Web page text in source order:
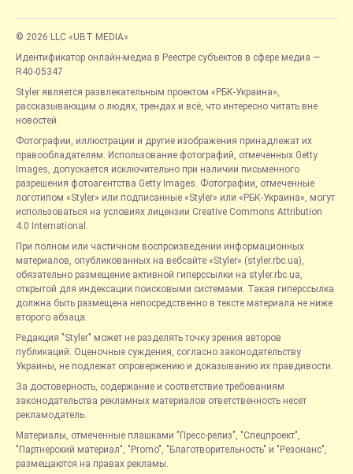
© 2026 LLC «UBT MEDIA»
Идентификатор онлайн-медиа в Реестре субъектов в сфере медиа —
R40-05347
Styler является развлекательным проектом «РБК-Украина»,
рассказывающим о людях, трендах и всё, что интересно читать вне
новостей.
Фотографии, иллюстрации и другие изображения принадлежат их
правообладателям. Использование фотографий, отмеченных Getty
Images, допускается исключительно при наличии письменного
разрешения фотоагентства Getty Images. Фотографии, отмеченные
логотипом «Styler» или подписанные «Styler» или «РБК-Украина», могут
использоваться на условиях лицензии Creative Commons Attribution
4.0 International.
При полном или частичном воспроизведении информационных
материалов, опубликованных на вебсайте «Styler» (styler.rbc.ua),
обязательно размещение активной гиперссылки на styler.rbc.ua,
открытой для индексации поисковыми системами. Такая гиперссылка
должна быть размещена непосредственно в тексте материала не ниже
второго абзаца.
Редакция "Styler" может не разделять точку зрения авторов
публикаций. Оценочные суждения, согласно законодательству
Украины, не подлежат опровержению и доказыванию их правдивости.
За достоверность, содержание и соответствие требованиям
законодательства рекламных материалов ответственность несет
рекламодатель.
Материалы, отмеченные плашками "Пресс-релиз", "Спецпроект",
"Партнерский материал", "Promo", "Благотворительность" и "Резонанс",
размещаются на правах рекламы.